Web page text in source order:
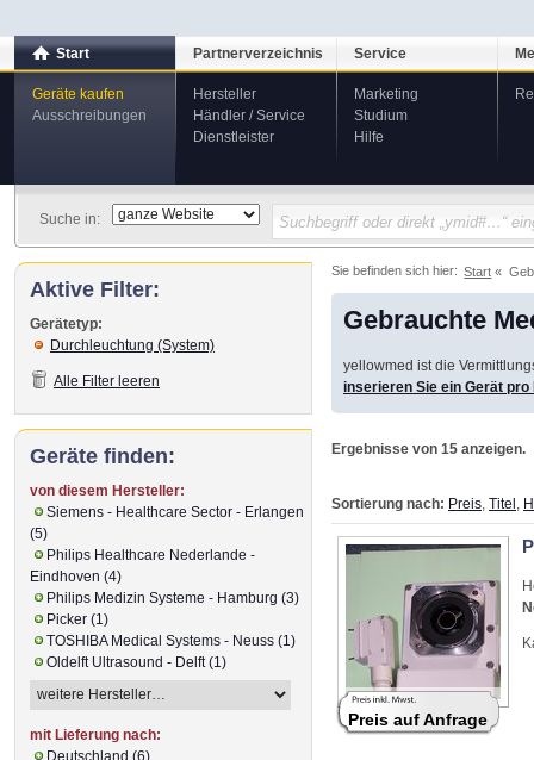
Start
Geräte kaufen
Ausschreibungen
Partnerverzeichnis
Hersteller
Händler / Service
Dienstleister
Service
Marketing
Studium
Hilfe
Suche in:
Sie befinden sich hier: Start
Gebrauchte
yellowmed ist die
inserieren Sie ein Gerät
Ergebnisse von 15 anzeigen.
Sortierung nach: Preis Titel
Preis auf Anfrage
Aktive Filter:
Gerätetyp:
Durchleuchtung (System)
Alle Filter leeren
Geräte finden:
von diesem Hersteller:
Siemens - Healthcare Sector - Erlangen
(5)
Philips Healthcare Nederlande -
Eindhoven (4)
Philips Medizin Systeme - Hamburg (3)
Picker (1)
TOSHIBA Medical Systems - Neuss (1)
Oldelft Ultrasound - Delft (1)
mit Lieferung nach:
Deutschland (6)